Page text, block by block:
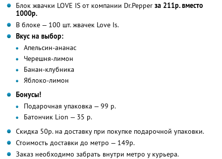
Блок жвачки LOVE IS от компании Dr.Pepper за 211р. вместо
1000р.
В блоке — 100 шт. жвачек Love Is.
Вкус на выбор:
Апельсин-ананас
Черешня-лимон
Банан-клубника
Яблоко-лимон
Бонусы!
Подарочная упаковка — 99 р.
Батончик Lion — 35 р.
Скидка 50р. на доставку при покупке подарочной упаковки.
Стоимость доставки до метро — 149р.
Заказ необходимо забрать внутри метро у курьера.